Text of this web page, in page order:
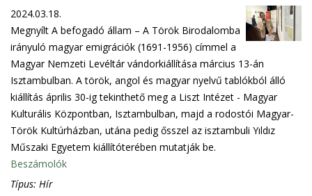
2024.03.18.
Megnyílt A befogadó állam – A Török Birodalomba
irányuló magyar emigrációk (1691-1956) címmel a
Magyar Nemzeti Levéltár vándorkiállítása március 13-án
Isztambulban. A török, angol és magyar nyelvű tablókból álló
kiállítás április 30-ig tekinthető meg a Liszt Intézet - Magyar
Kulturális Központban, Isztambulban, majd a rodostói Magyar-
Török Kultúrházban, utána pedig ősszel az isztambuli Yıldız
Műszaki Egyetem kiállítóterében mutatják be.
Beszámolók
Típus: Hír